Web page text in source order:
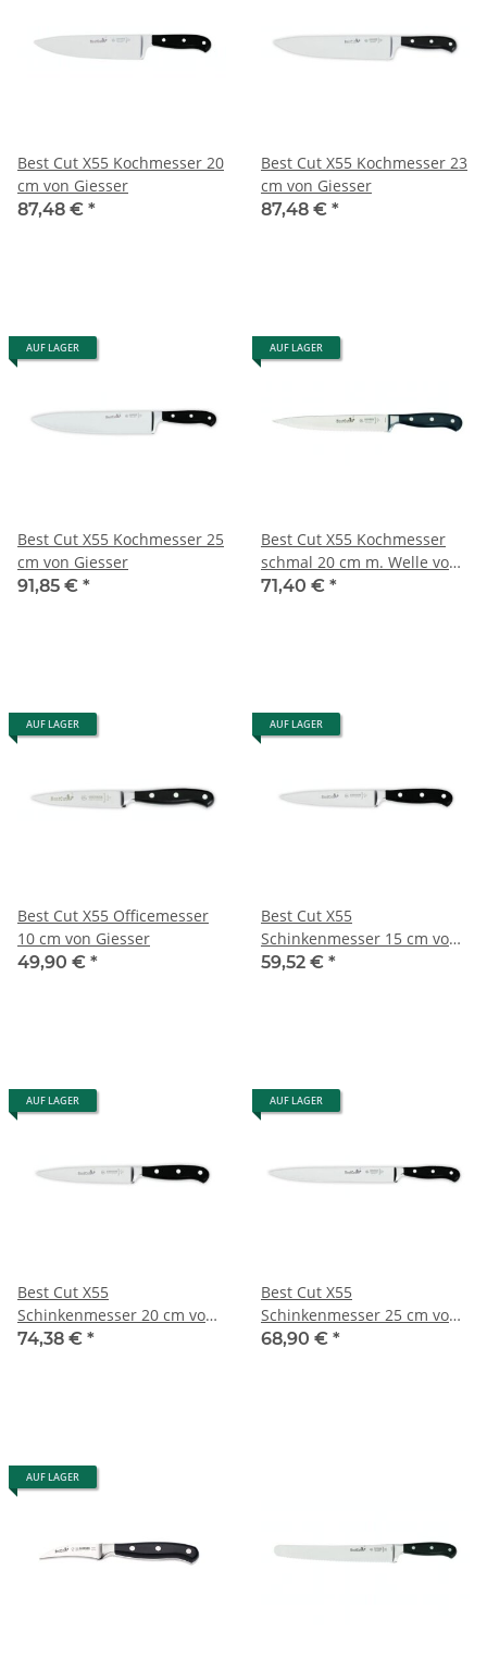
Best Cut X55 Kochmesser 20
cm von Giesser
87,48 € *
Best Cut X55 Kochmesser 23
cm von Giesser
87,48 € *
AUF LAGER
Best Cut X55 Kochmesser 25
cm von Giesser
91,85 € *
AUF LAGER
Best Cut X55 Kochmesser
schmal 20 cm m. Welle von
Giesser
71,40 € *
AUF LAGER
Best Cut X55 Officemesser
10 cm von Giesser
49,90 € *
AUF LAGER
Best Cut X55
Schinkenmesser 15 cm von
Giesser
59,52 € *
AUF LAGER
Best Cut X55
Schinkenmesser 20 cm von
Giesser
74,38 € *
AUF LAGER
Best Cut X55
Schinkenmesser 25 cm von
Giesser
68,90 € *
AUF LAGER